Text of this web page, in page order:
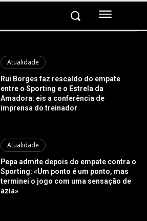
Atualidade
Rui Borges faz rescaldo do empate
entre o Sporting e o Estrela da
Amadora: eis a conferência de
imprensa do treinador
Atualidade
Pepa admite depois do empate contra o
Sporting: «Um ponto é um ponto, mas
terminei o jogo com uma sensação de
azia»